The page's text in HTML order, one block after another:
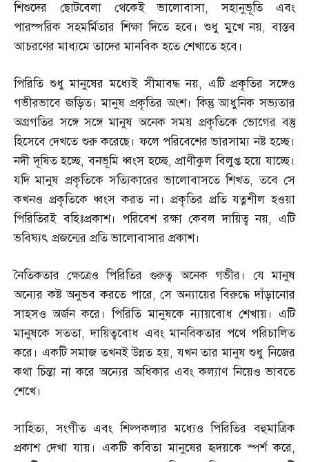
শিশুদের ছোটবেলা থেকেই ভালোবাসা,সহানুভূতি এবং
পারস্পরিক সহমর্মিতার শিক্ষা দিতে হবে। শুধু মুখে নয়,বাস্তব
আচরণের মাধ্যমে তাদের মানবিক হতে শেখাতে হবে।
পিরিতি শুধু মানুষের মধ্যেই সীমাবদ্ধ নয়, এটি প্রকৃতির সঙ্গেও
গভীরভাবে জড়িত। মানুষ প্রকৃতির অংশ। কিন্তু আধুনিক সভ্যতার
অগ্রগতির সঙ্গে সঙ্গে মানুষ অনেক সময় প্রকৃতিকে ভোগের বস্তু
হিসেবে দেখতে শুরু করেছে। ফলে পরিবেশের ভারসাম্য নষ্ট হচ্ছে।
নদী দূষিত হচ্ছে,বনভূমি ধ্বংস হচ্ছে,প্রাণীকুল বিলুপ্ত হয়ে যাচ্ছে।
যদি মানুষ প্রকৃতিকে সত্যিকারের ভালোবাসতে শিখত,তবে সে
কখনও প্রকৃতিকে ধ্বংস করত না। প্রকৃতির প্রতি যত্নশীল হওয়া
পিরিতিরই বহিঃপ্রকাশ। পরিবেশ রক্ষা কেবল দায়িত্ব নয়,এটি
ভবিষ্যৎ প্রজন্মের প্রতি ভালোবাসার প্রকাশ।
নৈতিকতার ক্ষেত্রেও পিরিতির গুরুত্ব অনেক গভীর। যে মানুষ
অন্যের কষ্ট অনুভব করতে পারে,সে অন্যায়ের বিরুদ্ধে দাঁড়ানোর
সাহসও অর্জন করে। পিরিতি মানুষকে ন্যায়বোধ শেখায়। এটি
মানুষকে সততা,দায়িত্ববোধ এবং মানবিকতার পথে পরিচালিত
করে। একটি সমাজ তখনই উন্নত হয়,যখন তার মানুষ শুধু নিজের
কথা চিন্তা না করে অন্যের অধিকার এবং কল্যাণ নিয়েও ভাবতে
শেখে।
সাহিত্য,সংগীত এবং শিল্পকলার মধ্যেও পিরিতির বহুমাত্রিক
প্রকাশ দেখা যায়। একটি কবিতা মানুষের হৃদয়কে স্পর্শ করে,